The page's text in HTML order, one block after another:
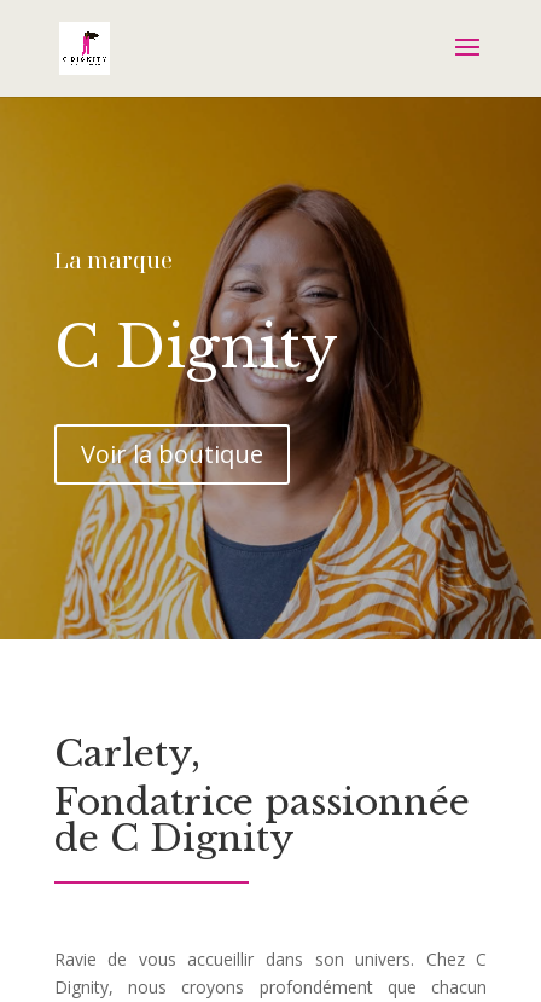
La marque
C Dignity
Voir la boutique
Carlety,
Fondatrice passionnée
de C Dignity
Ravie de vous accueillir dans son univers. Chez C
Dignity, nous croyons profondément que chacun